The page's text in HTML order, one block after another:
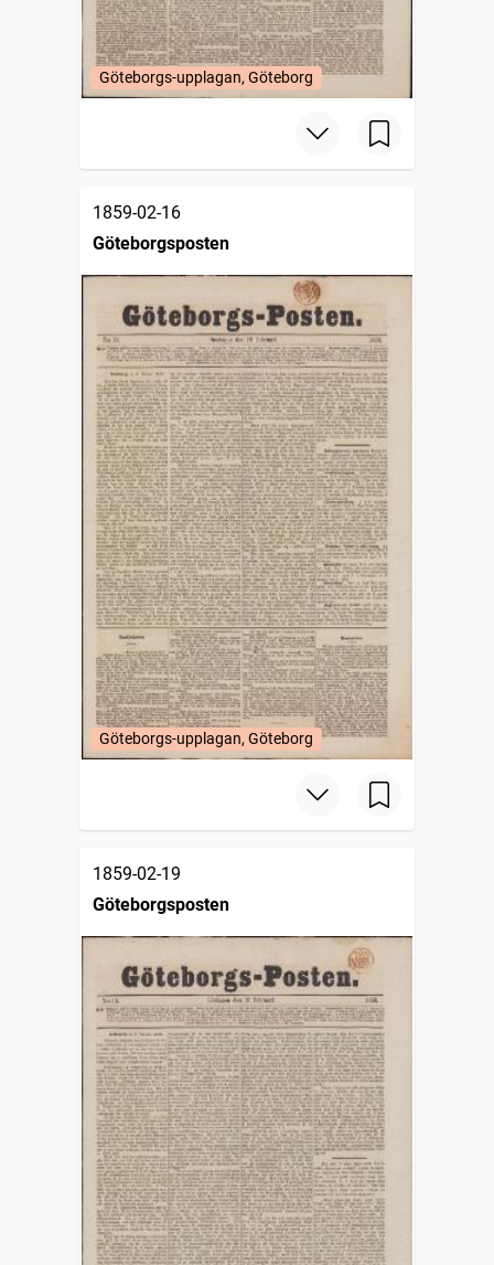
Göteborgs-upplagan, Göteborg
1859-02-16
Göteborgsposten
Göteborgs-upplagan, Göteborg
1859-02-19
Göteborgsposten